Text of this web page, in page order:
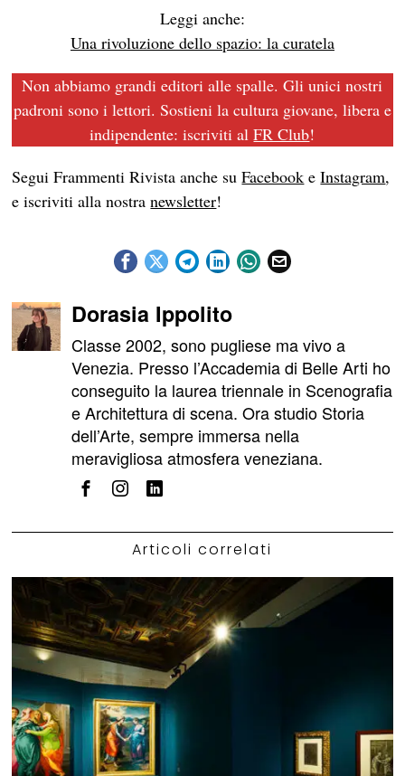
Leggi anche:
Una rivoluzione dello spazio: la curatela
Non abbiamo grandi editori alle spalle. Gli unici nostri
padroni sono i lettori. Sostieni la cultura giovane, libera e
indipendente: iscriviti alFR Club!
Segui Frammenti Rivista anche suFacebook eInstagram,
e iscriviti alla nostranewsletter!
Dorasia Ippolito
Classe 2002, sono pugliese ma vivo a
Venezia. Presso l’Accademia di Belle Arti ho
conseguito la laurea triennale in Scenografia
e Architettura di scena. Ora studio Storia
dell’Arte, sempre immersa nella
meravigliosa atmosfera veneziana.
Articoli correlati